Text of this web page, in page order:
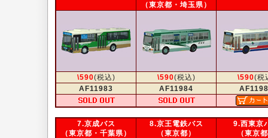
（東京都・埼玉県）
\590(税込) \590(税込) \590(税
AF11983
AF11984
7.京成バス
（東京都・千葉県）
8.京王電鉄バス
（東京都）
9.西東京
（東京